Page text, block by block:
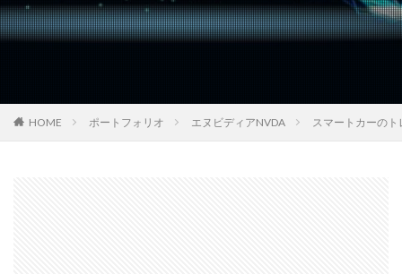
HOME ポートフォリオ エヌビディアNVDA スマートカーの